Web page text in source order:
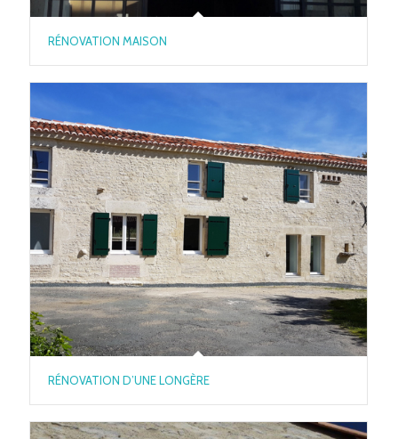
RÉNOVATION MAISON
RÉNOVATION D’UNE LONGÈRE